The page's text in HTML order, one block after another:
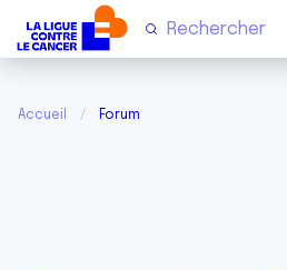
Accueil Forum